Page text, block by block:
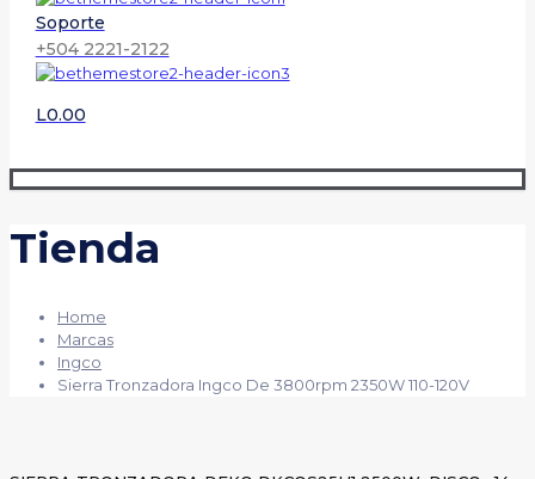
Soporte
+504 2221-2122
L0.00
Tienda
Home
Marcas
Ingco
Sierra Tronzadora Ingco De 3800rpm 2350W 110-120V